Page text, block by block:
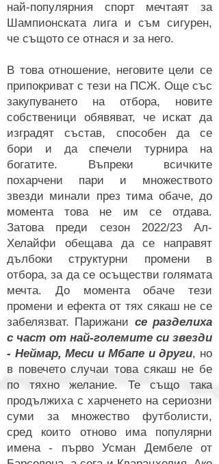
най-популярния спорт мечтаят за
Шампионската лига и съм сигурен,
че същото се отнася и за него.
В това отношение, неговите цели се
припокриват с тези на ПСЖ. Още със
закупуването на отбора, новите
собственици обявяват, че искат да
изградят състав, способен да се
бори и да спечели турнира на
богатите. Въпреки всичките
похарчени пари и множеството
звезди минали през тима обаче, до
момента това не им се отдава.
Затова преди сезон 2022/23 Ал-
Хелайфи обещава да се направят
дълбоки структурни промени в
отбора, за да се осъществи голямата
мечта. До момента обаче тези
промени и ефекта от тях сякаш не се
забелязват. Парижани се разделиха
с част от най-големите си звезди
- Неймар, Меси и Мбапе и други, но
в повечето случаи това сякаш не бе
по тяхно желание. Те също така
продължиха с харченето на сериозни
суми за множество футболисти,
сред които отново има популярни
имена - първо Усман Дембеле от